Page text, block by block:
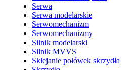
Serwa
Serwa modelarskie
Serwomechanizm
Serwomechanizmy
Silnik modelarski
Silnik MVVS
Sklejanie połówek skrzydła